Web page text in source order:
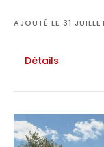
AJOUTÉ LE 31
Détails